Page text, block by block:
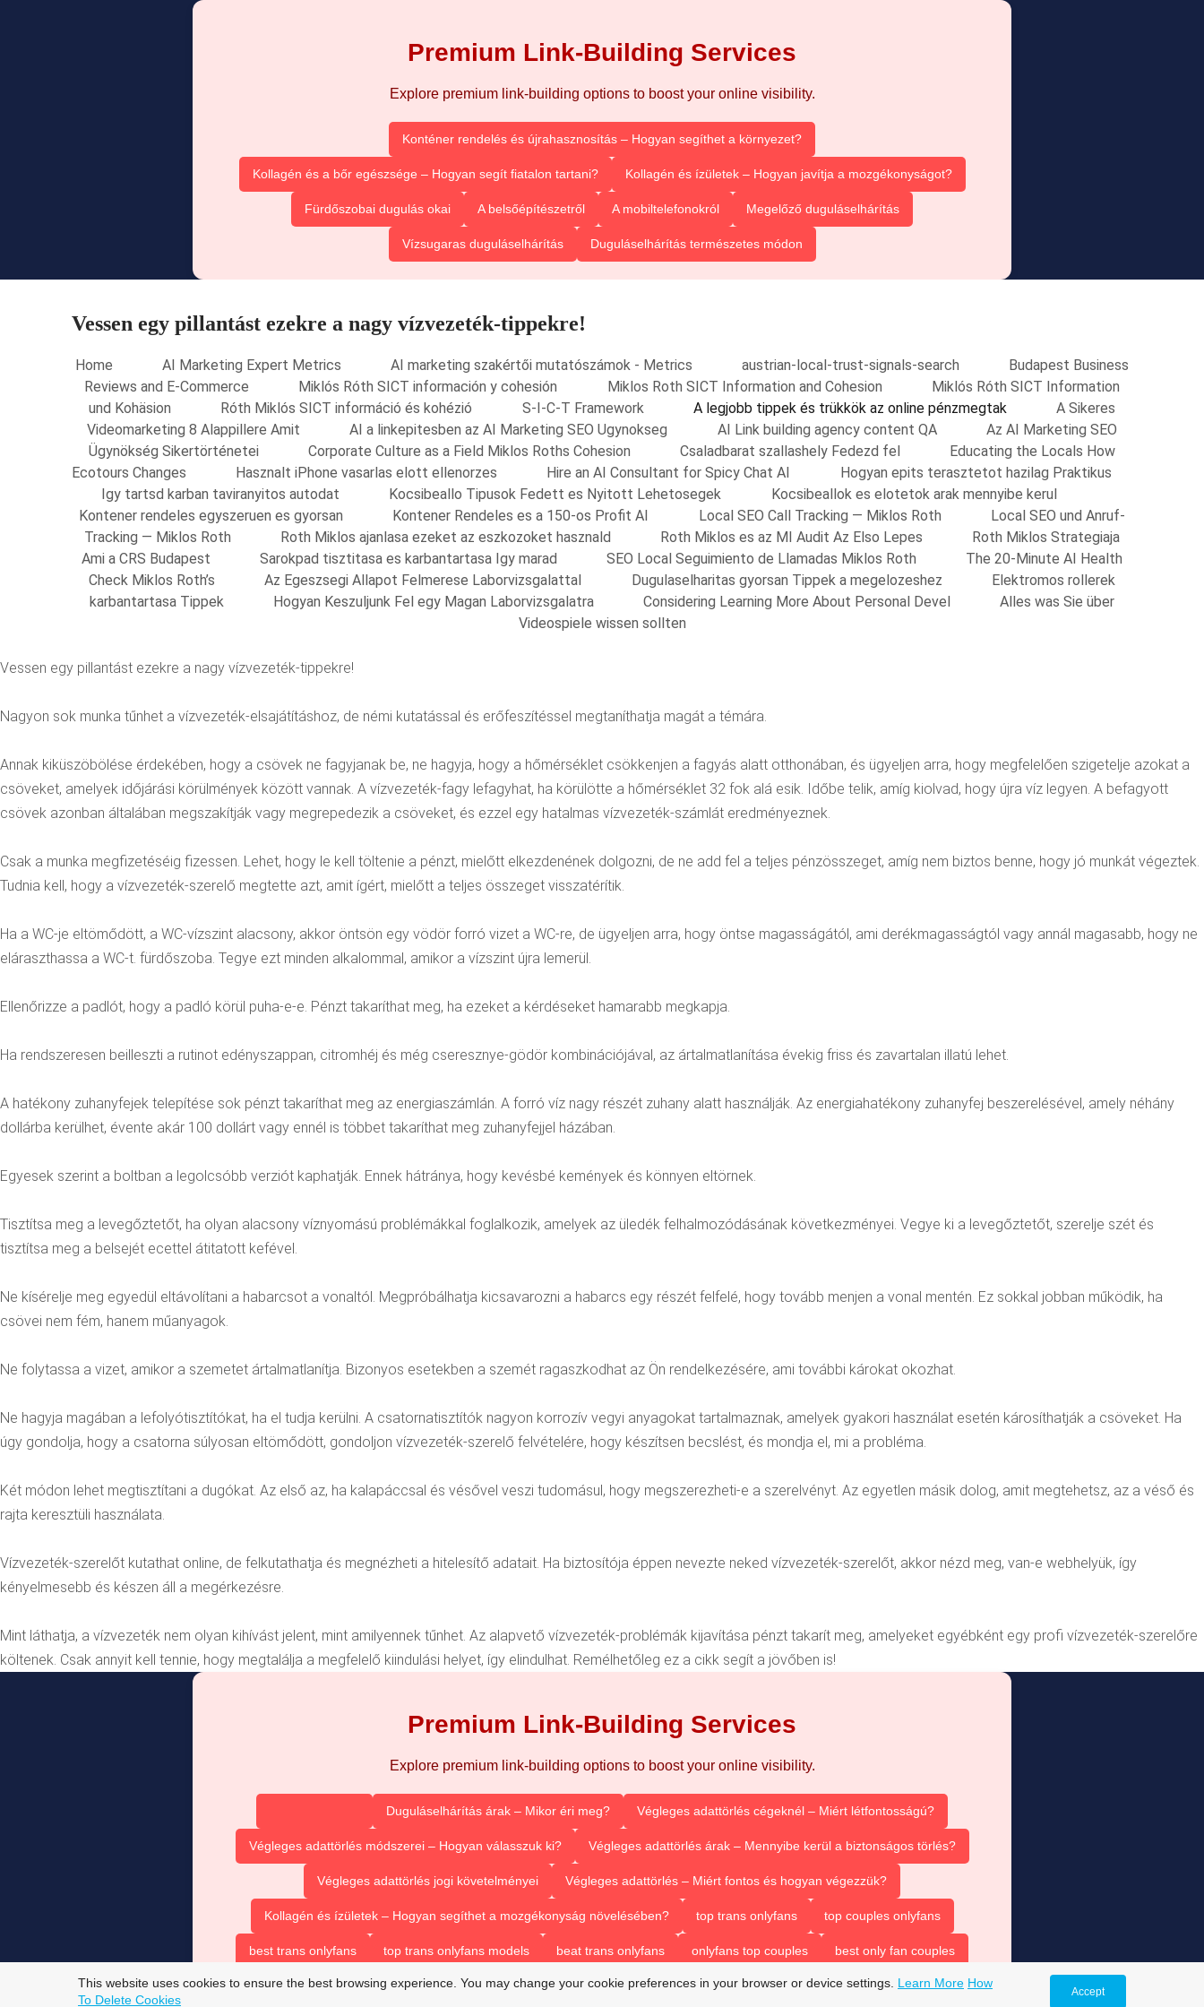
Premium Link-Building Services
Explore premium link-building options to boost your online visibility.
Konténer rendelés és újrahasznosítás – Hogyan segíthet a környezet?
Kollagén és a bőr egészsége – Hogyan segít fiatalon tartani? Kollagén és ízületek – Hogyan javítja a mozgékonyságot?
Fürdőszobai dugulás okai A belsőépítészetről A mobiltelefonokról Megelőző duguláselhárítás
Vízsugaras duguláselhárítás Duguláselhárítás természetes módon
Vessen egy pillantást ezekre a nagy vízvezeték-tippekre!
Home AI Marketing Expert Metrics AI marketing szakértői mutatószámok - Metrics austrian-local-trust-signals-search
Budapest Business
Reviews and E-Commerce
Miklós Róth SICT información y cohesión Miklos Roth SICT Information and Cohesion
Miklós Róth SICT Information
und Kohäsion
Róth Miklós SICT információ és kohézió S-I-C-T Framework A legjobb tippek és trükkök az online pénzmegtak
A Sikeres
Videomarketing 8 Alappillere Amit
AI a linkepitesben az AI Marketing SEO Ugynokseg AI Link building agency content QA
Az AI Marketing SEO
Ügynökség Sikertörténetei
Corporate Culture as a Field Miklos Roths Cohesion Csaladbarat szallashely Fedezd fel
Educating the Locals How
Ecotours Changes
Hasznalt iPhone vasarlas elott ellenorzes Hire an AI Consultant for Spicy Chat AI
Hogyan epits terasztetot hazilag Praktikus
Igy tartsd karban taviranyitos autodat
Kocsibeallo Tipusok Fedett es Nyitott Lehetosegek
Kocsibeallok es elotetok arak mennyibe kerul
Kontener rendeles egyszeruen es gyorsan
Kontener Rendeles es a 150-os Profit AI Local SEO Call Tracking — Miklos Roth
Local SEO und Anruf-
Tracking — Miklos Roth
Roth Miklos ajanlasa ezeket az eszkozoket hasznald Roth Miklos es az MI Audit Az Elso Lepes
Roth Miklos Strategiaja
Ami a CRS Budapest
Sarokpad tisztitasa es karbantartasa Igy marad SEO Local Seguimiento de Llamadas Miklos Roth
The 20-Minute AI Health
Check Miklos Roth’s
Az Egeszsegi Allapot Felmerese Laborvizsgalattal Dugulaselharitas gyorsan Tippek a megelozeshez
Elektromos rollerek
karbantartasa Tippek
Hogyan Keszuljunk Fel egy Magan Laborvizsgalatra Considering Learning More About Personal Devel
Alles was Sie über
Videospiele wissen sollten
Vessen egy pillantást ezekre a nagy vízvezeték-tippekre!
Nagyon sok munka tűnhet a vízvezeték-elsajátításhoz, de némi kutatással és erőfeszítéssel megtaníthatja magát a témára.
Annak kiküszöbölése érdekében, hogy a csövek ne fagyjanak be, ne hagyja, hogy a hőmérséklet csökkenjen a fagyás alatt otthonában, és ügyeljen arra, hogy megfelelően szigetelje azokat a
csöveket, amelyek időjárási körülmények között vannak. A vízvezeték-fagy lefagyhat, ha körülötte a hőmérséklet 32 ​​fok alá esik. Időbe telik, amíg kiolvad, hogy újra víz legyen. A befagyott
csövek azonban általában megszakítják vagy megrepedezik a csöveket, és ezzel egy hatalmas vízvezeték-számlát eredményeznek.
Csak a munka megfizetéséig fizessen. Lehet, hogy le kell töltenie a pénzt, mielőtt elkezdenének dolgozni, de ne add fel a teljes pénzösszeget, amíg nem biztos benne, hogy jó munkát végeztek.
Tudnia kell, hogy a vízvezeték-szerelő megtette azt, amit ígért, mielőtt a teljes összeget visszatérítik.
Ha a WC-je eltömődött, a WC-vízszint alacsony, akkor öntsön egy vödör forró vizet a WC-re, de ügyeljen arra, hogy öntse magasságától, ami derékmagasságtól vagy annál magasabb, hogy ne
eláraszthassa a WC-t. fürdőszoba. Tegye ezt minden alkalommal, amikor a vízszint újra lemerül.
Ellenőrizze a padlót, hogy a padló körül puha-e-e. Pénzt takaríthat meg, ha ezeket a kérdéseket hamarabb megkapja.
Ha rendszeresen beilleszti a rutinot edényszappan, citromhéj és még cseresznye-gödör kombinációjával, az ártalmatlanítása évekig friss és zavartalan illatú lehet.
A hatékony zuhanyfejek telepítése sok pénzt takaríthat meg az energiaszámlán. A forró víz nagy részét zuhany alatt használják. Az energiahatékony zuhanyfej beszerelésével, amely néhány
dollárba kerülhet, évente akár 100 dollárt vagy ennél is többet takaríthat meg zuhanyfejjel házában.
Egyesek szerint a boltban a legolcsóbb verziót kaphatják. Ennek hátránya, hogy kevésbé kemények és könnyen eltörnek.
Tisztítsa meg a levegőztetőt, ha olyan alacsony víznyomású problémákkal foglalkozik, amelyek az üledék felhalmozódásának következményei. Vegye ki a levegőztetőt, szerelje szét és
tisztítsa meg a belsejét ecettel átitatott kefével.
Ne kísérelje meg egyedül eltávolítani a habarcsot a vonaltól. Megpróbálhatja kicsavarozni a habarcs egy részét felfelé, hogy tovább menjen a vonal mentén. Ez sokkal jobban működik, ha
csövei nem fém, hanem műanyagok.
Ne folytassa a vizet, amikor a szemetet ártalmatlanítja. Bizonyos esetekben a szemét ragaszkodhat az Ön rendelkezésére, ami további károkat okozhat.
Ne hagyja magában a lefolyótisztítókat, ha el tudja kerülni. A csatornatisztítók nagyon korrozív vegyi anyagokat tartalmaznak, amelyek gyakori használat esetén károsíthatják a csöveket. Ha
úgy gondolja, hogy a csatorna súlyosan eltömődött, gondoljon vízvezeték-szerelő felvételére, hogy készítsen becslést, és mondja el, mi a probléma.
Két módon lehet megtisztítani a dugókat. Az első az, ha kalapáccsal és vésővel veszi tudomásul, hogy megszerezheti-e a szerelvényt. Az egyetlen másik dolog, amit megtehetsz, az a véső és
rajta keresztüli használata.
Vízvezeték-szerelőt kutathat online, de felkutathatja és megnézheti a hitelesítő adatait. Ha biztosítója éppen nevezte neked vízvezeték-szerelőt, akkor nézd meg, van-e webhelyük, így
kényelmesebb és készen áll a megérkezésre.
Mint láthatja, a vízvezeték nem olyan kihívást jelent, mint amilyennek tűnhet. Az alapvető vízvezeték-problémák kijavítása pénzt takarít meg, amelyeket egyébként egy profi vízvezeték-szerelőre
költenek. Csak annyit kell tennie, hogy megtalálja a megfelelő kiindulási helyet, így elindulhat. Remélhetőleg ez a cikk segít a jövőben is!
Premium Link-Building Services
Explore premium link-building options to boost your online visibility.
Duguláselhárítás árak – Mikor éri meg? Végleges adattörlés cégeknél – Miért létfontosságú?
Végleges adattörlés módszerei – Hogyan válasszuk ki? Végleges adattörlés árak – Mennyibe kerül a biztonságos törlés?
Végleges adattörlés jogi követelményei Végleges adattörlés – Miért fontos és hogyan végezzük?
Kollagén és ízületek – Hogyan segíthet a mozgékonyság növelésében? top trans onlyfans top couples onlyfans
best trans onlyfans top trans onlyfans models beat trans onlyfans onlyfans top couples best only fan couples
trans onlyfans accounts
This website uses cookies to ensure the best browsing experience. You may change your cookie preferences in your browser or device settings. Learn More How
To Delete Cookies
Accept